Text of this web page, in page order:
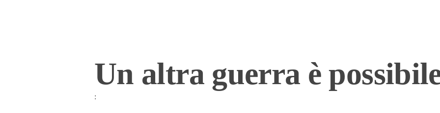
Un altra guerra è
: